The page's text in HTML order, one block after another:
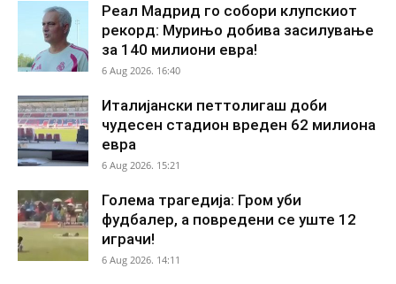
Реал Мадрид го собори клупскиот
рекорд: Мурињо добива засилување
за 140 милиони евра!
6 Aug 2026. 16:40
Италијански петтолигаш доби
чудесен стадион вреден 62 милиона
евра
6 Aug 2026. 15:21
Голема трагедија: Гром уби
фудбалер, а повредени се уште 12
играчи!
6 Aug 2026. 14:11